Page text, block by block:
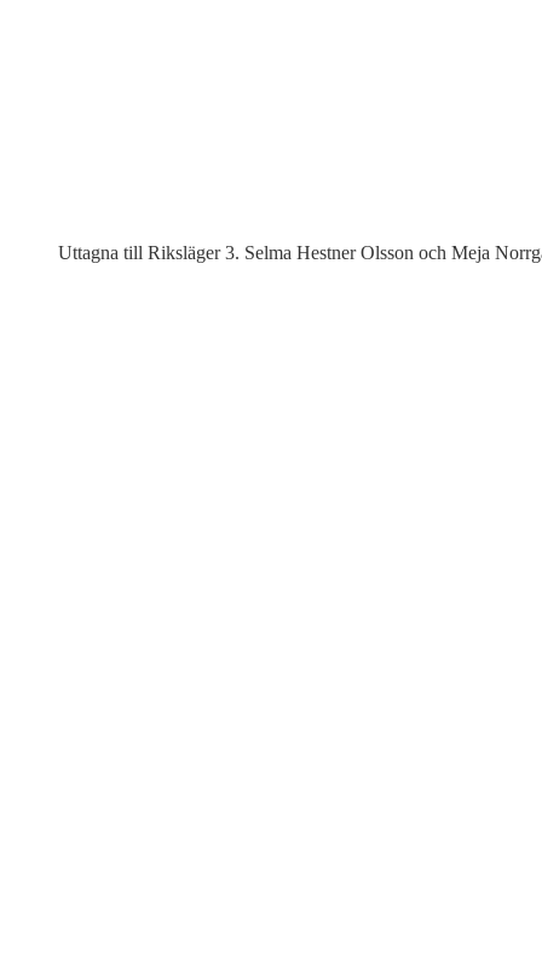
Uttagna till Riksläger 3. Selma Hestner Olsson och Meja